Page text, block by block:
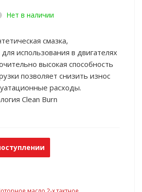
Нет в наличии
смазка,
использования в двигателях
высокая способность
позволяет снизить износ
расходы.
Clean Burn